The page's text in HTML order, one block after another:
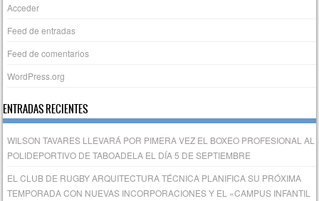
Acceder
Feed de entradas
Feed de comentarios
WordPress.org
ENTRADAS RECIENTES
WILSON TAVARES LLEVARÁ POR PIMERA VEZ EL BOXEO PROFESIONAL AL
POLIDEPORTIVO DE TABOADELA EL DÍA 5 DE SEPTIEMBRE
EL CLUB DE RUGBY ARQUITECTURA TÉCNICA PLANIFICA SU PRÓXIMA
TEMPORADA CON NUEVAS INCORPORACIONES Y EL «CAMPUS INFANTIL